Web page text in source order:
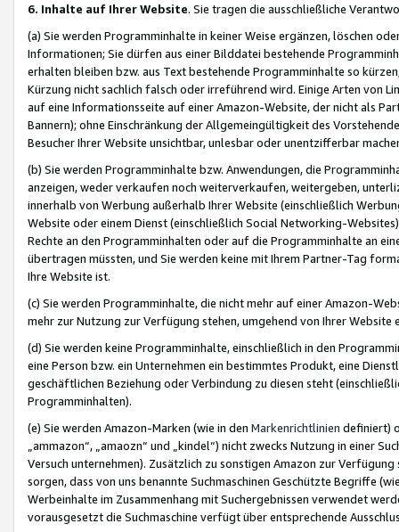
6. Inhalte auf Ihrer Website. Sie tragen die ausschließliche
(a) Sie werden Programminhalte in keiner Weise ergänzen, löschen
Informationen; Sie dürfen aus einer Bilddatei bestehende
erhalten bleiben bzw. aus Text bestehende Programminhalte so
Kürzung nicht sachlich falsch oder irreführend wird. Einige Arten von
auf eine Informationsseite auf einer Amazon-Website, der nicht als
Bannern); ohne Einschränkung der Allgemeingültigkeit des
Besucher Ihrer Website unsichtbar, unlesbar oder unentzifferbar
(b) Sie werden Programminhalte bzw. Anwendungen, die
anzeigen, weder verkaufen noch weiterverkaufen, weitergeben,
innerhalb von Werbung außerhalb Ihrer Website (einschließlich
Website oder einem Dienst (einschließlich Social Networking-
Rechte an den Programminhalten oder auf die Programminhalte an
übertragen müssten, und Sie werden keine mit Ihrem Partner-Tag
Ihre Website ist.
(c) Sie werden Programminhalte, die nicht mehr auf einer Amazon-
mehr zur Nutzung zur Verfügung stehen, umgehend von Ihrer
(d) Sie werden keine Programminhalte, einschließlich in den
eine Person bzw. ein Unternehmen ein bestimmtes Produkt, eine
geschäftlichen Beziehung oder Verbindung zu diesen steht
Programminhalten).
(e) Sie werden Amazon-Marken (wie in den Markenrichtlinien definiert)
„ammazon“, „amaozn“ und „kindel“) nicht zwecks Nutzung in einer
Versuch unternehmen). Zusätzlich zu sonstigen Amazon zur
sorgen, dass von uns benannte Suchmaschinen Geschützte Begriffe
Werbeinhalte im Zusammenhang mit Suchergebnissen verwendet
vorausgesetzt die Suchmaschine verfügt über entsprechende